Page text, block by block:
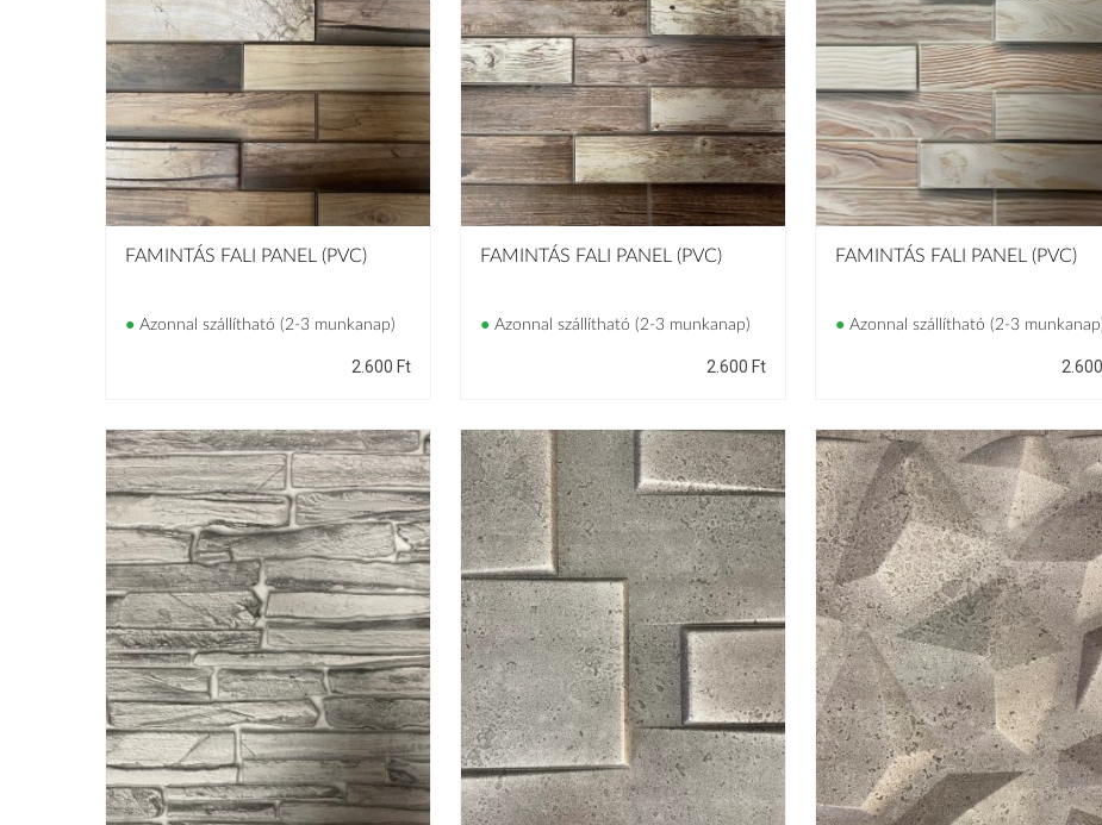
FAMINTÁS FALI PANEL (PVC)
● Azonnal szállítható (2-3 munkanap)
2.600 Ft
FAMINTÁS FALI PANEL (PVC)
● Azonnal szállítható (2-3 munkanap)
2.600 Ft
FAMINTÁS FALI PANEL (PVC)
● Azonnal szállítható (2-3
2.600